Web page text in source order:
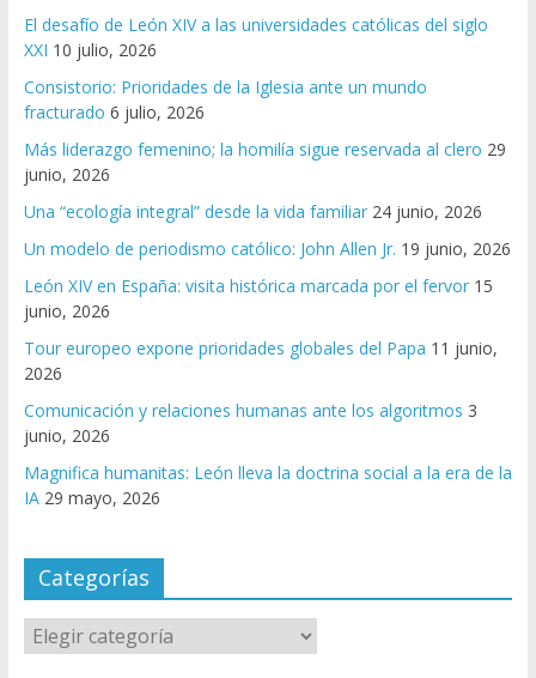
El desafío de León XIV a las universidades católicas del siglo
XXI 10 julio, 2026
Consistorio: Prioridades de la Iglesia ante un mundo
fracturado 6 julio, 2026
Más liderazgo femenino; la homilía sigue reservada al clero 29
junio, 2026
Una “ecología integral” desde la vida familiar 24 junio, 2026
Un modelo de periodismo católico: John Allen Jr. 19 junio, 2026
León XIV en España: visita histórica marcada por el fervor 15
junio, 2026
Tour europeo expone prioridades globales del Papa 11 junio,
2026
Comunicación y relaciones humanas ante los algoritmos 3
junio, 2026
Magnifica humanitas: León lleva la doctrina social a la era de la
IA 29 mayo, 2026
Categorías